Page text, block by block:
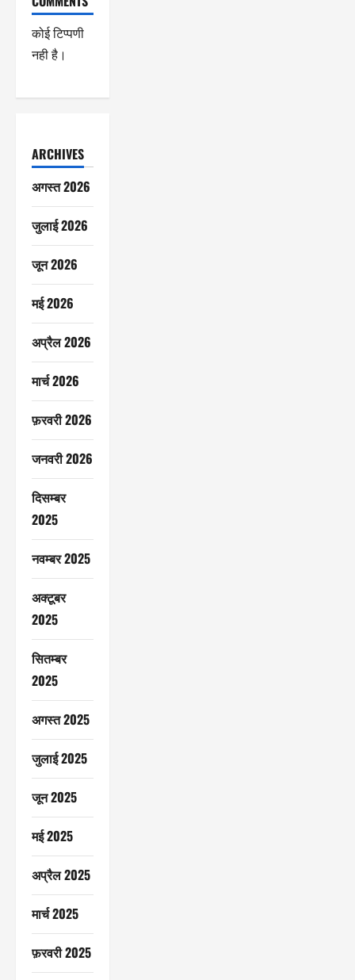
कोई टिप्पणी
नही है।
ARCHIVES
अगस्त 2026
जुलाई 2026
जून 2026
मई 2026
अप्रैल 2026
मार्च 2026
फ़रवरी 2026
जनवरी 2026
दिसम्बर
2025
नवम्बर 2025
अक्टूबर
2025
सितम्बर
2025
अगस्त 2025
जुलाई 2025
जून 2025
मई 2025
अप्रैल 2025
मार्च 2025
फ़रवरी 2025